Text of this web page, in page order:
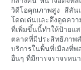
วิดีโอคุณภาพสูง สีสัน
โดดเด่นและดึงดูดคว
ที่เพิ่มขึ้นนี้ทำให้ป้ายแ
ตลาดที่มีประสิทธิภาพ
บริการในพื้นที่เมืองที่
อื่นๆ ที่มีการจราจรหน